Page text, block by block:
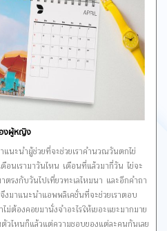
ารที่ควรซื้อก่อนการคลอด มีชื่อเด็กแนะนำ
ลือกกัน ดาวน์โหลด iOS / Android
นที่คอยดูแลคุณแม่ตลอดการตั้งครรภ์
รมณ์, ยา, น้ำหนัก, แพ้ท้อง, และอื่นๆ I’m
ในระหว่างการตั้งครรภ์ให้คุณแม่ได้อ่า
อดขั้นตอนการตั้งครรภ์ของคุณแม่ ดูลูก
ฒนาของทารกในครรภ์ที่พัฒนาโดยผู้
หลด iOS / Android Sprout
ะคอยให้ข้อมูลความรู้เกี่ยวกับตัวคุณ
ะรายสัปดาห์ ยังให้คุณมาได้สัมผัสโลกของ
น และที่น่าสนใจคือการโต้ตอบแบบเรียลไทม์
องหัวใจและอื่นๆ ดาวน์โหลด iOS /
องผู้หญิง
ำผู้ช่วยที่จะช่วยเราคำนวณวันตกไข่
อนเรามาวันไหน เดือนที่แล้วมากี่วัน ไข่จะ
รงกับวันไปเที่ยวทะเลไหมนา และอีกคำถา
มาแนะนำแอพพลิเคชั่นที่จะช่วยเราตอบ
ม่ต้องคอยมานั่งจำอะไรให้เยอะแยะมากมาย
วไหนก็แล้วแต่ความชอบของแต่ละคนกันเลย